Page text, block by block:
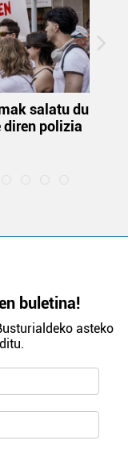
salatu du
diren polizia
buletina!
asteko